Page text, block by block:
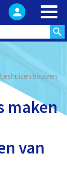
bouwen
maken
van